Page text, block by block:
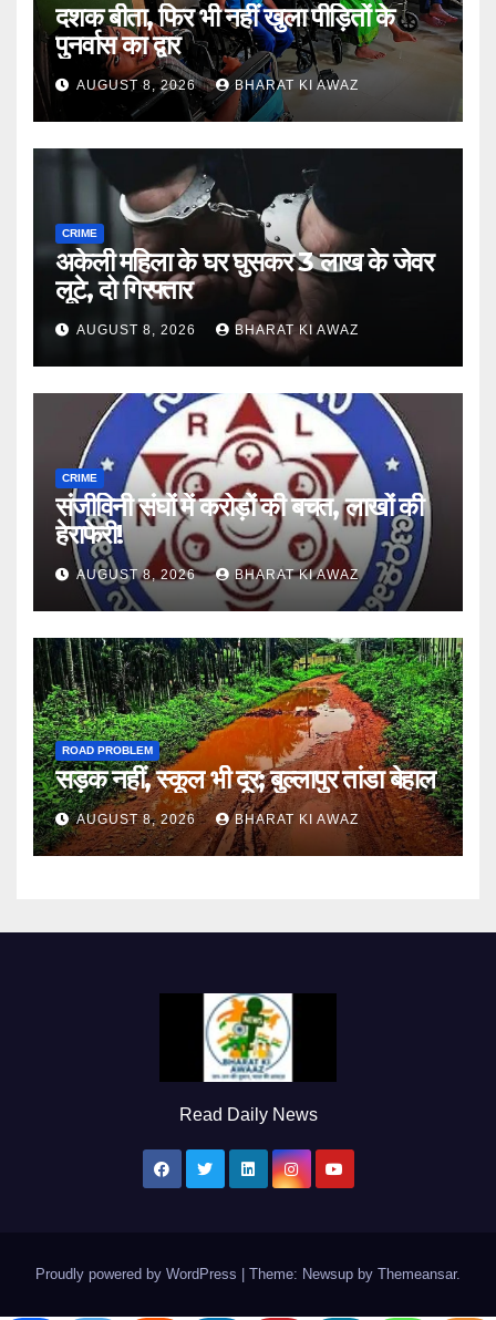
दशक बीता, फिर भी नहीं खुला पीड़ितों के
पुनर्वास का द्वार
AUGUST 8, 2026 BHARAT KI AWAZ
CRIME
अकेली महिला के घर घुसकर 3 लाख के जेवर
लूटे, दो गिरफ्तार
AUGUST 8, 2026 BHARAT KI AWAZ
CRIME
संजीविनी संघों में करोड़ों की बचत, लाखों की
हेराफेरी!
AUGUST 8, 2026 BHARAT KI AWAZ
ROAD PROBLEM
सड़क नहीं, स्कूल भी दूर; बुल्लापुर तांडा बेहाल
AUGUST 8, 2026 BHARAT KI AWAZ
Read Daily News
Proudly powered by WordPress Theme: Newsup by Themeansar.